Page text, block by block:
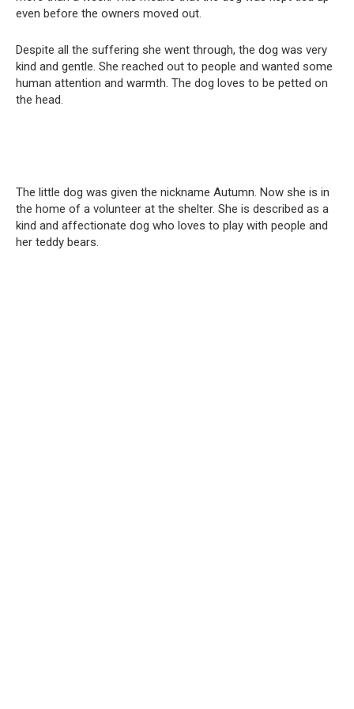
even before the owners moved out.
Despite all the suffering she went through, the dog was very
kind and gentle. She reached out to people and wanted some
human attention and warmth. The dog loves to be petted on
the head.
The little dog was given the nickname Autumn. Now she is in
the home of a volunteer at the shelter. She is described as a
kind and affectionate dog who loves to play with people and
her teddy bears.